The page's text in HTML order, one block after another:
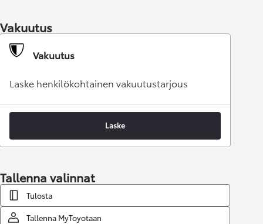
Vakuutus
Vakuutus
Laske henkilökohtainen vakuutustarjous
Laske
Tallenna valinnat
Tulosta
Tallenna MyToyotaan